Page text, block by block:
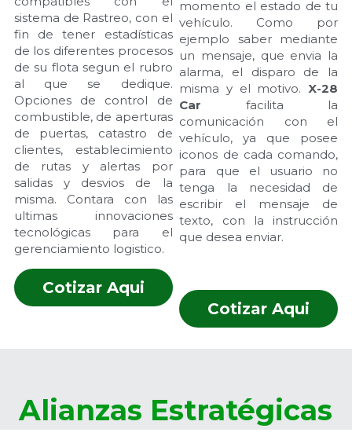
sistema de Rastreo, con el
fin de tener estadísticas
de los diferentes procesos
de su flota segun el rubro
al que se dedique.
Opciones de control de
combustible, de aperturas
de puertas, catastro de
clientes, establecimiento
de rutas y alertas por
salidas y desvios de la
misma. Contara con las
ultimas innovaciones
tecnológicas para el
gerenciamiento logistico.
Cotizar Aqui
momento el estado de tu
vehículo. Como por
ejemplo saber mediante
un mensaje, que envia la
alarma, el disparo de la
misma y el motivo. X-28
Car facilita la
comunicación con el
vehículo, ya que posee
iconos de cada comando,
para que el usuario no
tenga la necesidad de
escribir el mensaje de
texto, con la instrucción
que desea enviar.
Cotizar Aqui
Alianzas Estratégicas